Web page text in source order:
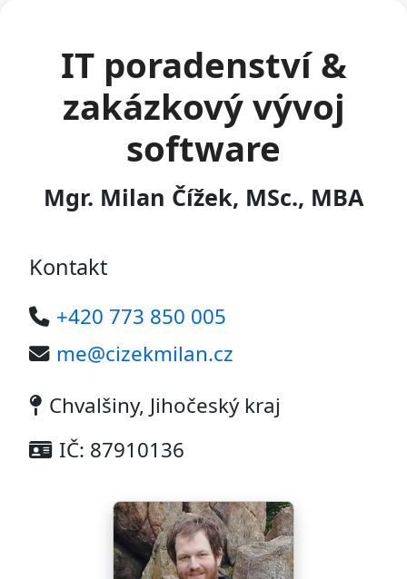
IT poradenství &
zakázkový vývoj
software
Mgr. Milan Čížek, MSc., MBA
Kontakt
+420 773 850 005
me@cizekmilan.cz
Chvalšiny, Jihočeský kraj
IČ: 87910136